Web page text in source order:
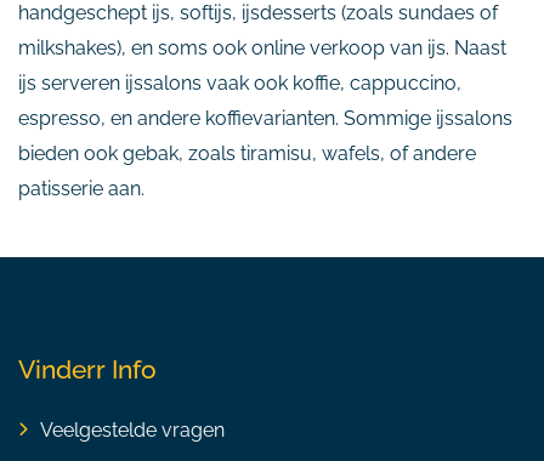
handgeschept ijs, softijs, ijsdesserts (zoals sundaes of
milkshakes), en soms ook online verkoop van ijs. Naast
ijs serveren ijssalons vaak ook koffie, cappuccino,
espresso, en andere koffievarianten. Sommige ijssalons
bieden ook gebak, zoals tiramisu, wafels, of andere
patisserie aan.
Vinderr Info
Veelgestelde vragen